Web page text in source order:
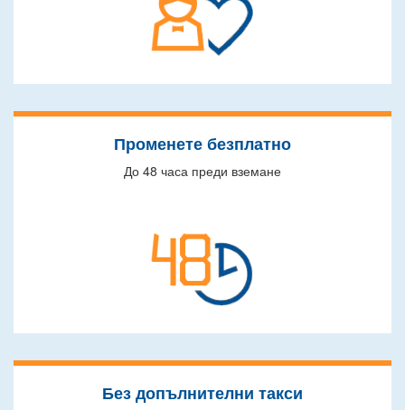
Променете безплатно
До 48 часа преди вземане
Без допълнителни такси